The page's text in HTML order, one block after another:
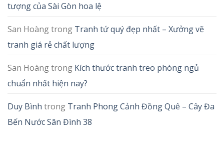
tượng của Sài Gòn hoa lệ
San Hoàngtrong Tranh tứ quý đẹp nhất – Xưởng vẽ
tranh giá rẻ chất lượng
San Hoàngtrong Kích thước tranh treo phòng ngủ
chuẩn nhất hiện nay?
Duy Bình trong Tranh Phong Cảnh Đồng Quê – Cây Đa
Bến Nước Sân Đình 38